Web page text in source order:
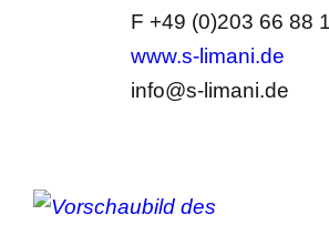
F +49 (0)203 66 88
www.s-limani.de
info@s-limani.de